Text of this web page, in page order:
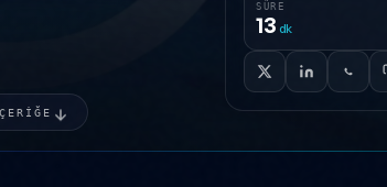
SÜRE
13 dk